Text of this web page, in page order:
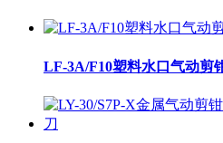
LF-3A/F10塑料水口气动剪